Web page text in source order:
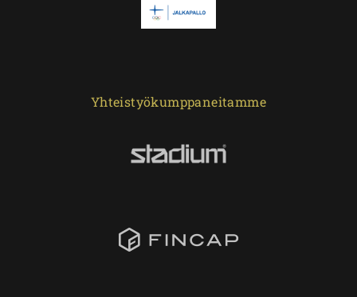
Yhteistyökumppaneitamme